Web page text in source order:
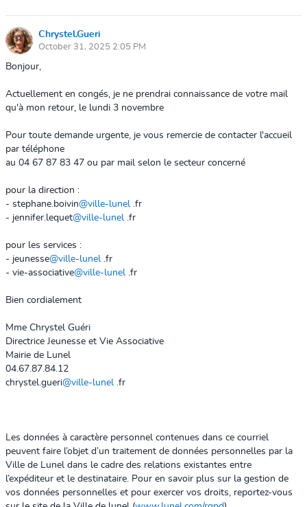
Chrystel.Gueri
October 31, 2025 2:05 PM
Bonjour,
Actuellement en congés, je ne prendrai connaissance de votre mail
qu'à mon retour, le lundi 3 novembre
Pour toute demande urgente, je vous remercie de contacter l'accueil
par téléphone
au 04 67 87 83 47 ou par mail selon le secteur concerné
pour la direction :
- stephane.boivin@ville-lunel .fr
- jennifer.lequet@ville-lunel .fr
pour les services :
- jeunesse@ville-lunel .fr
- vie-associative@ville-lunel .fr
Bien cordialement
Mme Chrystel Guéri
Directrice Jeunesse et Vie Associative
Mairie de Lunel
04.67.87.84.12
chrystel.gueri@ville-lunel .fr
Les données à caractère personnel contenues dans ce courriel
peuvent faire l’objet d’un traitement de données personnelles par la
Ville de Lunel dans le cadre des relations existantes entre
l’expéditeur et le destinataire. Pour en savoir plus sur la gestion de
vos données personnelles et pour exercer vos droits, reportez-vous